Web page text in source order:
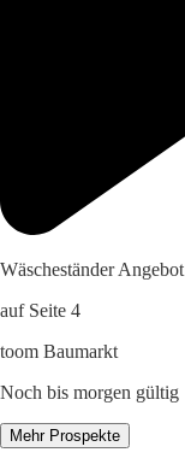
Wäscheständer Angebot
auf Seite 4
toom Baumarkt
Noch bis morgen gültig
Mehr Prospekte